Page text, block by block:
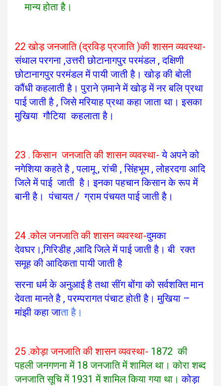
मान्य होता है।
22 खोड़ जनजाति (द्रविड़ प्रजाति )की शासन व्यवस्था-
संथाल परगना ,उत्तरी छोटानागपुर परमंडल , दक्षिणी
छोटानागपुर परमंडल में पायी जाती है।खोड़ की बोली
कौंधी कहलाती है।पुराने ज़माने में खोड़ में नर बलि प्रथा
पाई जाती है , जिसे मरियाह प्रथा कहा जाता था।इसका
मुखिया गौटिया कहलाता है।
23 . किसान जनजाति की शासन व्यवस्था-ये अपने को
नगेशिया कहते है , पलामू , रांची , सिंहभूम , लोहरदगा आदि
जिले में पाई जाती है।इनका पहचान किसान के रूप में
बानी है। पंचायत / ग्राम पंचयत पाई जाती है।
24 .कोल जनजाति की शासन व्यवस्था-दुमका
देवघर।,गिरिडीह ,आदि जिले में पाई जाती है। बी रक्त
समूह की आदिकता पायी जाती है
सरना धर्म के अनुआई है तथा सींग बोंगा को सर्वशक्ति मान
देवता मानते है , परम्परागत पंचाट होती है। मुखिया –
मांझी कहा जाता है ।
25 .कोड़ा जनजाति की शासन व्यवस्था- 1872 की
पहली जनगणना में 18 जनजाति में शामिल था। कोरा शब्द
जनजाति सूचि में 1931 में शामिल किया गया था।कोड़ा